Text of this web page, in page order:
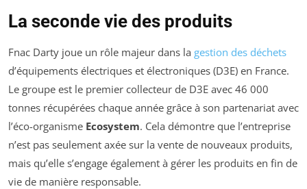
La seconde vie des produits
Fnac Darty joue un rôle majeur dans la gestion des déchets
d’équipements électriques et électroniques (D3E) en France.
Le groupe est le premier collecteur de D3E avec 46 000
tonnes récupérées chaque année grâce à son partenariat avec
l’éco-organisme Ecosystem. Cela démontre que l’entreprise
n’est pas seulement axée sur la vente de nouveaux produits,
mais qu’elle s’engage également à gérer les produits en fin de
vie de manière responsable.